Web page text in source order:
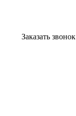
Заказать звонок